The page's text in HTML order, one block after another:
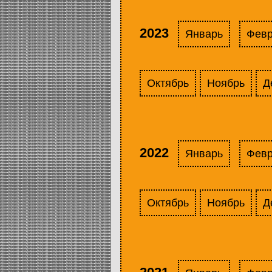
2023 Январь
Октябрь Ноябрь
2022 Январь
Октябрь Ноябрь